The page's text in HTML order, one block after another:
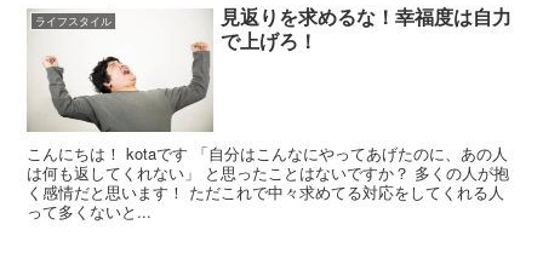
k
k
ライフスタイル
見返りを求めるな！幸福度は自力
で上げろ！
こんにちは！ kotaです 「自分はこんなにやってあげたのに、あの人
は何も返してくれない」 と思ったことはないですか？ 多くの人が抱
く感情だと思います！ ただこれで中々求めてる対応をしてくれる人
って多くないと...